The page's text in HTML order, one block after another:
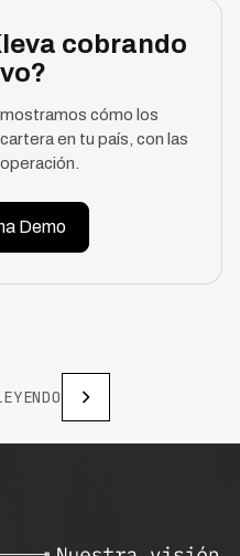
cobrando
cómo los
en tu país, con las
Demo